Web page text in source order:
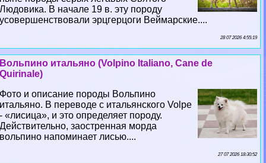
Людовика. В начале 19 в. эту породу
усовершенствовали эрцгерцоги Веймарские....
28 07 2026 4:55:19
Вольпино итальяно (Volpino Italiano, Cane de
Quirinale)
Фото и описание породы Вольпино
итальяно. В переводе с итальянского Volpe
- «лисица», и это определяет породу.
Действительно, заостренная морда
вольпино напоминает лисью....
27 07 2026 18:30:52